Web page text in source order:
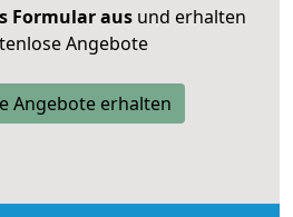
Formular ausund erhalten
Angebote
Angebote erhalten